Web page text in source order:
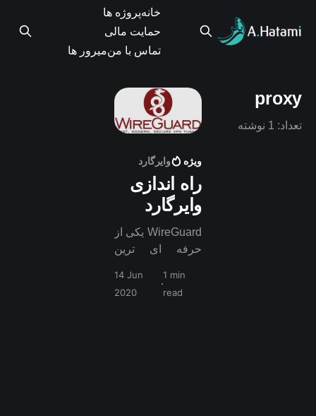
خانهپروژه ها
حمایت مالی
تماس با منمیرور ها
proxy
تعداد: 1 نوشته
ویژه وایرگارد
راه اندازی
وایرگارد
WireGuard یکی از
حرفه ای ترین
شبکه های مجازی
اختصاصی می
14 Jun
2020
1 min
read